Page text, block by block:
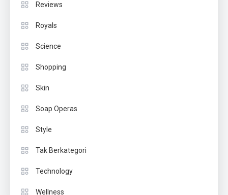
Reviews
Royals
Science
Shopping
Skin
Soap Operas
Style
Tak Berkategori
Technology
Wellness